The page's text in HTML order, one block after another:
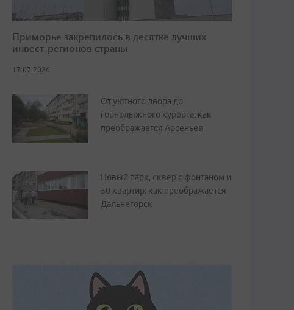
Приморье закрепилось в десятке лучших
инвест-регионов страны
17.07.2026
От уютного двора до
горнолыжного курорта: как
преображается Арсеньев
Новый парк, сквер с фонтаном и
50 квартир: как преображается
Дальнегорск